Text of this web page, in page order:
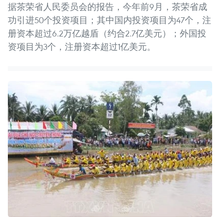
据茶荣省人民委员会的报告，今年前9月，茶荣省成
功引进50个投资项目；其中国内投资项目为47个，注
册资本超过6.2万亿越盾（约合2.7亿美元）；外国投
资项目为3个，注册资本超过1亿美元。